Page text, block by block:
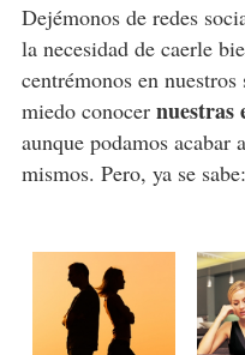
Dejémonos de redes
la necesidad de caerle
centrémonos en
miedo conocer nuestras
aunque podamos acabar
mismos. Pero, ya se sabe: